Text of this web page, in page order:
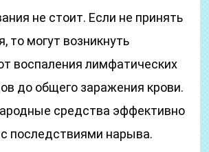
не стоит. Если не принять
то могут возникнуть
воспаления лимфатических
до общего заражения крови.
средства эффективно
последствиями нарыва.